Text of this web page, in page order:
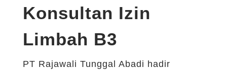
Konsultan Izin
Limbah B3
PT Rajawali Tunggal Abadi hadir